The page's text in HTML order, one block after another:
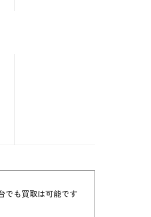
でも買取は可能です